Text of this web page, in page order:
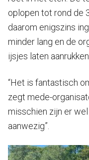
oplopen tot rond de
daarom enigszins
minder lang en de
ijsjes laten aanrukken.
“Het is fantastisch
zegt mede-
misschien zijn er
aanwezig”.